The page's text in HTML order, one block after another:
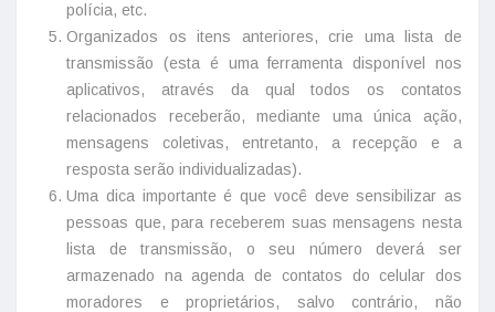
polícia, etc.
Organizados os itens anteriores, crie uma lista de
transmissão (esta é uma ferramenta disponível nos
aplicativos, através da qual todos os contatos
relacionados receberão, mediante uma única ação,
mensagens coletivas, entretanto, a recepção e a
resposta serão individualizadas).
Uma dica importante é que você deve sensibilizar as
pessoas que, para receberem suas mensagens nesta
lista de transmissão, o seu número deverá ser
armazenado na agenda de contatos do celular dos
moradores e proprietários, salvo contrário, não